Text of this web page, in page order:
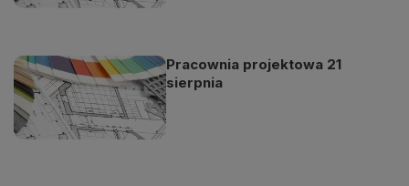
Pracownia projektowa 21
sierpnia